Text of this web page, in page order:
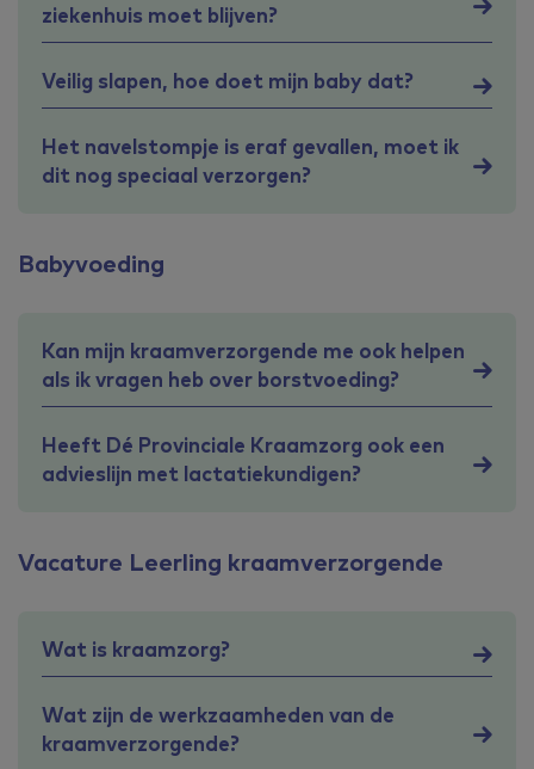
ziekenhuis moet blijven?
Veilig slapen, hoe doet mijn baby dat?
Het navelstompje is eraf gevallen, moet ik
dit nog speciaal verzorgen?
Babyvoeding
Kan mijn kraamverzorgende me ook helpen
als ik vragen heb over borstvoeding?
Heeft Dé Provinciale Kraamzorg ook een
advieslijn met lactatiekundigen?
Vacature Leerling kraamverzorgende
Wat is kraamzorg?
Wat zijn de werkzaamheden van de
kraamverzorgende?